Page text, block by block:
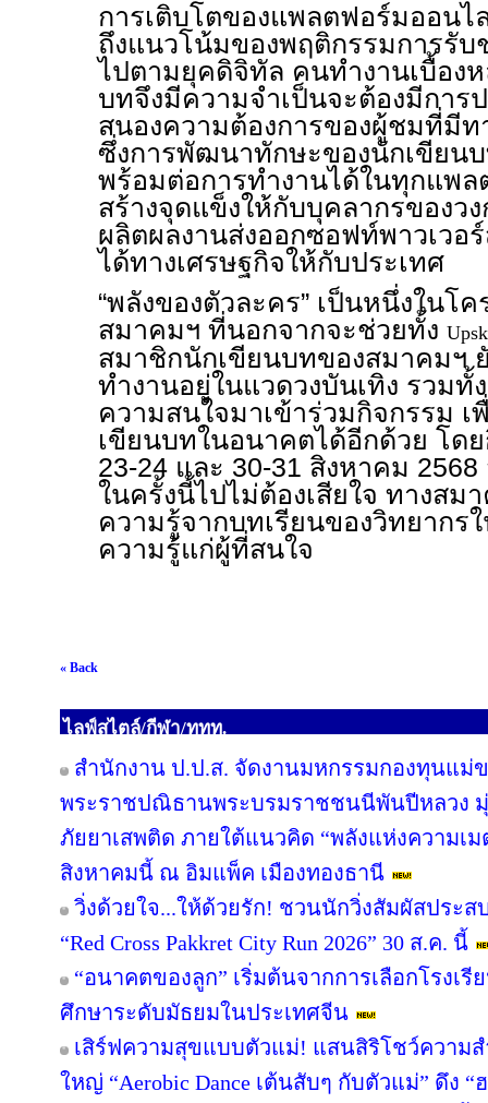
การเติบโตของแพลตฟอร์มออนไ
ถึงแนวโน้มของพฤติกรรมการรับ
ไปตามยุคดิจิทัล คนทำงานเบื้อง
บทจึงมีความจำเป็นจะต้องมีการ
สนองความต้องการของผู้ชมที่มีท
ซึ่งการพัฒนาทักษะของนักเขียน
พร้อมต่อการทำงานได้ในทุกแพ
สร้างจุดแข็งให้กับบุคลากรของว
ผลิตผลงานส่งออกซอฟท์พาวเวอ
ได้ทางเศรษฐกิจให้กับประเทศ
“พลังของตัวละคร” เป็นหนึ่งในโ
สมาคมฯ ที่นอกจากจะช่วยทั้ง
สมาชิกนักเขียนบทของสมาคมฯ
ทำงานอยู่ในแวดวงบันเทิง รวม
ความสนใจมาเข้าร่วมกิจกรรม
เขียนบทในอนาคตได้อีกด้วย โด
23-24 และ 30-31 สิงหาคม
ในครั้งนี้ไปไม่ต้องเสียใจ ทางส
ความรู้จากบทเรียนของวิทยากร
ความรู้แก่ผู้ที่สนใจ
« Back
ไลฟ์สไตล์/กีฬา/ททท.
สำนักงาน ป.ป.ส. จัดงานมหกรรมกองทุนแม่
พระราชปณิธานพระบรมราชชนนีพันปีหลวง
ภัยยาเสพติด ภายใต้แนวคิด “พลังแห่งความเ
สิงหาคมนี้ ณ อิมแพ็ค เมืองทองธานี
วิ่งด้วยใจ...ให้ด้วยรัก! ชวนนักวิ่งสัมผัสประ
“Red Cross Pakkret City Run 2026” 30 ส.ค. นี้
“อนาคตของลูก” เริ่มต้นจากการเลือกโรงเ
ศึกษาระดับมัธยมในประเทศจีน
เสิร์ฟความสุขแบบตัวแม่! แสนสิริโชว์ความสำ
ใหญ่ “Aerobic Dance เต้นสับๆ กับตัวแม่” ดึง